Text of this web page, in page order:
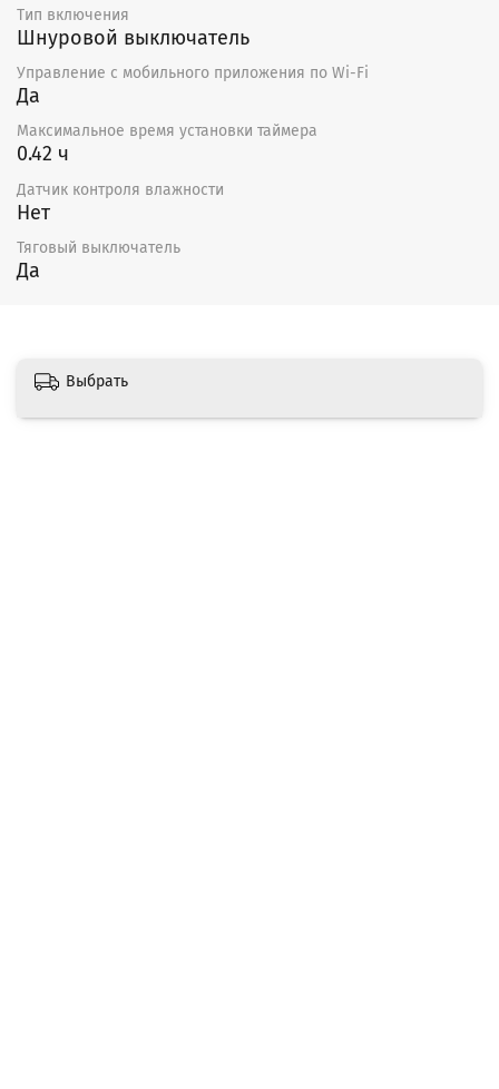
Тип включения
Шнуровой выключатель
Управление c мобильного приложения по Wi-Fi
Да
Максимальное время установки таймера
0.42 ч
Датчик контроля влажности
Нет
Тяговый выключатель
Да
Выбрать